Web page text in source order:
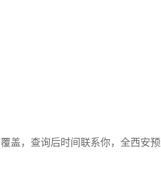
盖，查询后时间联系你，全西安